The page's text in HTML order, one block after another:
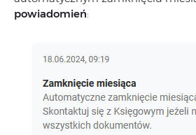
powiadomień: